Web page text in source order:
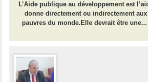
L’Aide publique au développement est
donne directement ou indirectement
pauvres du monde.Elle devrait être une...